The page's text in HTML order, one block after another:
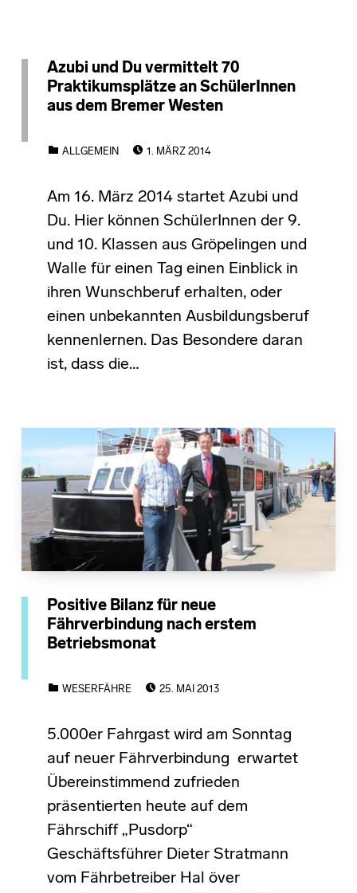
Azubi und Du vermittelt 70
Praktikumsplätze an SchülerInnen
aus dem Bremer Westen
ALLGEMEIN
1. MÄRZ 2014
Am 16. März 2014 startet Azubi und
Du. Hier können SchülerInnen der 9.
und 10. Klassen aus Gröpelingen und
Walle für einen Tag einen Einblick in
ihren Wunschberuf erhalten, oder
einen unbekannten Ausbildungsberuf
kennenlernen. Das Besondere daran
ist, dass die…
Positive Bilanz für neue
Fährverbindung nach erstem
Betriebsmonat
WESERFÄHRE
25. MAI 2013
5.000er Fahrgast wird am Sonntag
auf neuer Fährverbindung erwartet
Übereinstimmend zufrieden
präsentierten heute auf dem
Fährschiff „Pusdorp“
Geschäftsführer Dieter Stratmann
vom Fährbetreiber Hal över